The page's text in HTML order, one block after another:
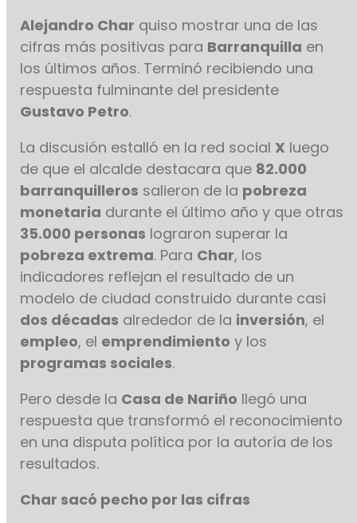
Alejandro Char quiso mostrar una de las
cifras más positivas para Barranquilla en
los últimos años. Terminó recibiendo una
respuesta fulminante del presidente
Gustavo Petro.
La discusión estalló en la red social X luego
de que el alcalde destacara que 82.000
barranquilleros salieron de la pobreza
monetaria durante el último año y que otras
35.000 personas lograron superar la
pobreza extrema. Para Char, los
indicadores reflejan el resultado de un
modelo de ciudad construido durante casi
dos décadas alrededor de la inversión, el
empleo, el emprendimiento y los
programas sociales.
Pero desde la Casa de Nariño llegó una
respuesta que transformó el reconocimiento
en una disputa política por la autoría de los
resultados.
Char sacó pecho por las cifras